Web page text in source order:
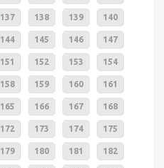
137 138 139 140
144 145 146 147
151 152 153 154
158 159 160 161
165 166 167 168
172 173 174 175
179 180 181 182